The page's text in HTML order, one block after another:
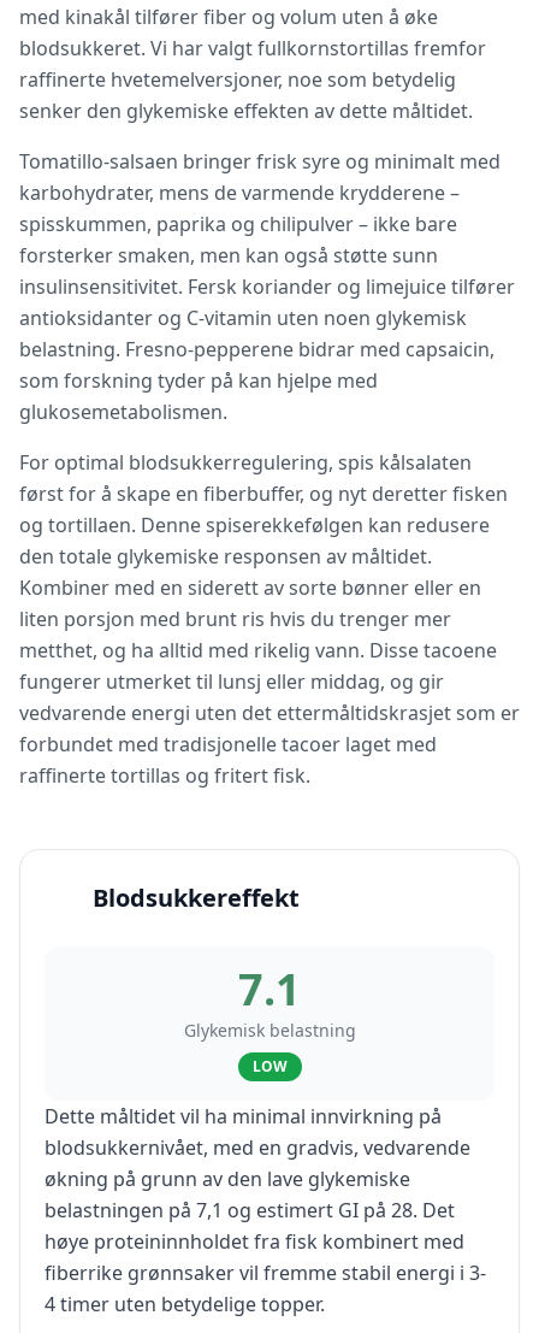
med kinakål tilfører fiber og volum uten å øke
blodsukkeret. Vi har valgt fullkornstortillas fremfor
raffinerte hvetemelversjoner, noe som betydelig
senker den glykemiske effekten av dette måltidet.
Tomatillo-salsaen bringer frisk syre og minimalt med
karbohydrater, mens de varmende krydderene –
spisskummen, paprika og chilipulver – ikke bare
forsterker smaken, men kan også støtte sunn
insulinsensitivitet. Fersk koriander og limejuice tilfører
antioksidanter og C-vitamin uten noen glykemisk
belastning. Fresno-pepperene bidrar med capsaicin,
som forskning tyder på kan hjelpe med
glukosemetabolismen.
For optimal blodsukkerregulering, spis kålsalaten
først for å skape en fiberbuffer, og nyt deretter fisken
og tortillaen. Denne spiserekkefølgen kan redusere
den totale glykemiske responsen av måltidet.
Kombiner med en siderett av sorte bønner eller en
liten porsjon med brunt ris hvis du trenger mer
metthet, og ha alltid med rikelig vann. Disse tacoene
fungerer utmerket til lunsj eller middag, og gir
vedvarende energi uten det ettermåltidskrasjet som er
forbundet med tradisjonelle tacoer laget med
raffinerte tortillas og fritert fisk.
Blodsukkereffekt
7.1
Glykemisk belastning
LOW
Dette måltidet vil ha minimal innvirkning på
blodsukkernivået, med en gradvis, vedvarende
økning på grunn av den lave glykemiske
belastningen på 7,1 og estimert GI på 28. Det
høye proteininnholdet fra fisk kombinert med
fiberrike grønnsaker vil fremme stabil energi i 3-
4 timer uten betydelige topper.